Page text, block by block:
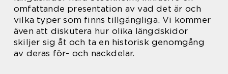
omfattande presentation av vad det är och
vilka typer som finns tillgängliga. Vi kommer
även att diskutera hur olika längdskidor
skiljer sig åt och ta en historisk genomgång
av deras för- och nackdelar.